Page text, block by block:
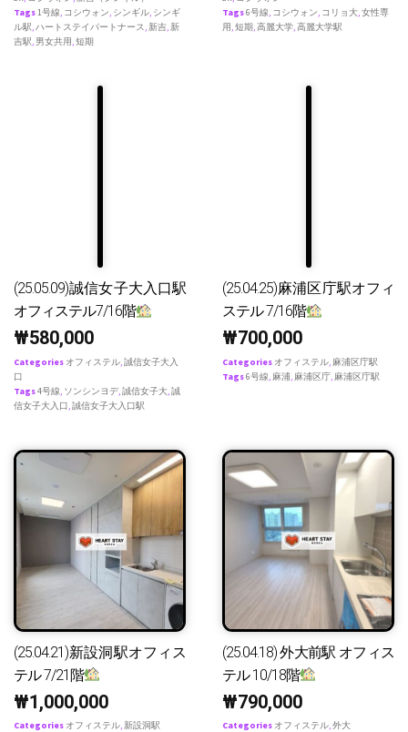
Tags1号線, コシウォン, シンギル, シンギ
ル駅,ハートステイパートナース,新吉,新
吉駅, 男女共用,短期
Tags6号線, コシウォン, コリョ大,女性専
用,短期,高麗大学,高麗大学駅
(25.05.09)誠信女子大入口駅
オフィステル7/16階
₩580,000
Categories オフィステル 誠信女子大入
口
Tags4号線 ソンシンヨデ 誠信女子大 誠
信女子大入口 誠信女子大入口駅
(25.04.25)麻浦区庁駅オフィ
ステル 7/16階
₩700,000
Categories オフィステル 麻浦区庁駅
Tags6号線 麻浦 麻浦区庁 麻浦区庁駅
(25.04.21)新設洞駅オフィス
テル 7/21階
₩1,000,000
Categories オフィステル,新設洞駅
(25.04.18) 外大前駅 オフィス
テル 10/18階
₩790,000
Categories オフィステル,外大